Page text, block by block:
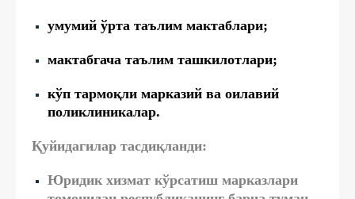
умумий ўрта таълим мактаблари;
мактабгача таълим ташкилотлари;
кўп тармоқли марказий ва оилавий
поликлиникалар.
Қуйидагилар тасдиқланди:
Юридик хизмат кўрсатиш марказлари